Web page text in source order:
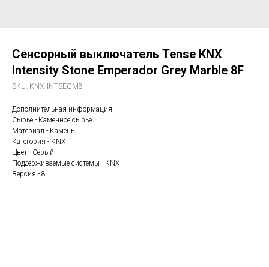
Сенсорный выключатель Tense KNX
Intensity Stone Emperador Grey Marble 8F
SKU: KNX_INTSEGM8
Дополнительная информация
Сырье - Каменное сырье
Материал - Камень
Категория - KNX
Цвет - Серый
Поддерживаемые системы - KNX
Версия - 8